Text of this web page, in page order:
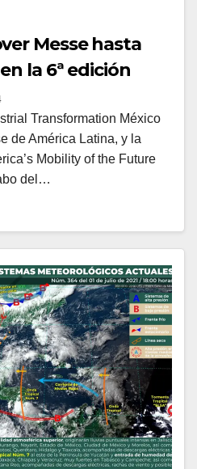
Messe hasta
la 6ª edición
Transformation México
de América Latina, y la
Mobility of the Future
del…